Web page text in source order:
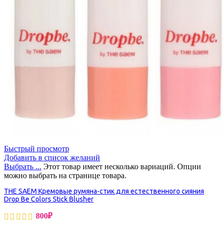
Быстрый просмотр
Добавить в список желаний
Выбрать ... Этот товар имеет несколько вариаций. Опции
можно выбрать на странице товара.
THE SAEM Кремовые румяна-стик для естественного сияния
Drop Be Colors Stick Blusher
800₽